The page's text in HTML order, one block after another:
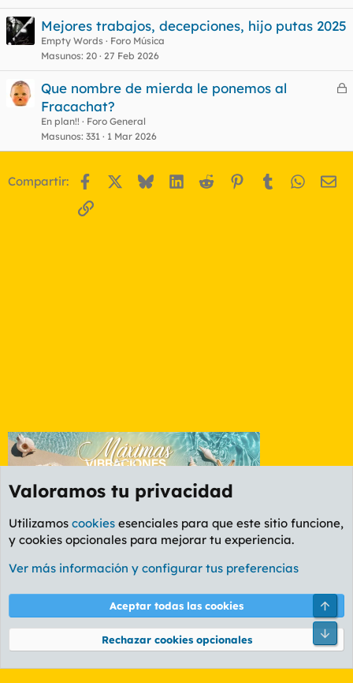
Mejores trabajos, decepciones, hijo putas 2025
Empty Words
Foro Música
Masunos 20 27 Feb 2026
C
a
Que nombre de mierda le ponemos al
Fracachat?
En plan!!
Foro General
Masunos 331 1 Mar 2026
Compartir: Facebook BlueskyLinkedIn
Reddit Pinterest
Tumblr
Enlace
Foro General
Cookies
PL OLDSTYLE AMARILLO
Términos y reglas Política de privacidad Ayuda
Community platform by XenForo® © 2010-2026 XenForo Ltd.
Valoramos tu privacidad
Utilizamos cookies esenciales para que este sitio funcione,
y cookies opcionales para mejorar tu experiencia.
Ver más información y configurar tus preferencias
Aceptar todas las cookies
Rechazar cookies opcionales
Pie